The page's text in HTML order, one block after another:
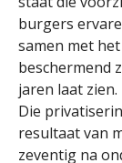
burgers
samen met
beschermend
jaren laat zien.
Die
resultaat van
zeventig na